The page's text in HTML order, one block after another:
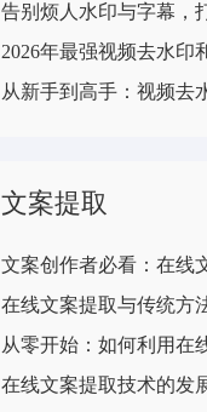
告别烦人水印与字幕，
2026年最强视频去水印
文案提取
在线文案提取与传统方
在线文案提取技术的发